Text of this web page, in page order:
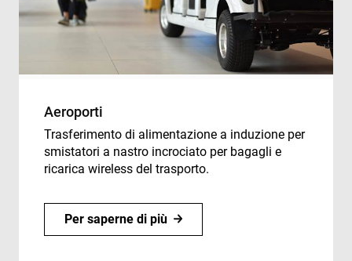
Aeroporti
Trasferimento di alimentazione a induzione per
smistatori a nastro incrociato per bagagli e
ricarica wireless del trasporto.
Per saperne di più